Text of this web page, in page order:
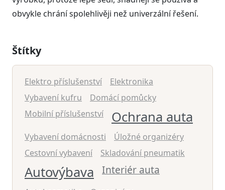
obvykle chrání spolehlivěji než univerzální řešení.
Štítky
Elektro příslušenství
Elektronika
Vybavení kufru
Domácí pomůcky
Mobilní příslušenství
Ochrana auta
Vybavení domácnosti
Úložné organizéry
Cestovní vybavení
Skladování pneumatik
Autovýbava Interiér auta